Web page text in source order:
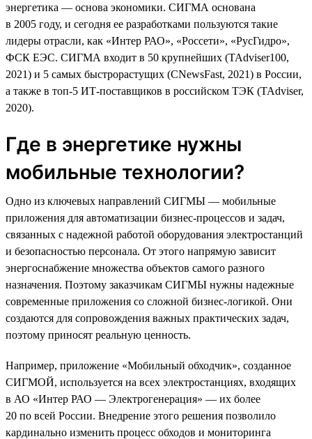
энергетика — основа экономики. СИГМА основана
в 2005 году, и сегодня ее разработками пользуются такие
лидеры отрасли, как «Интер РАО», «Россети», «РусГидро»,
ФСК ЕЭС. СИГМА входит в 50 крупнейших (TAdviser100,
2021) и 5 самых быстрорастущих (CNewsFast, 2021) в России,
а также в топ-5 ИТ-поставщиков в российском ТЭК (TAdviser,
2020).
Где в энергетике нужны
мобильные технологии?
Одно из ключевых направлений СИГМЫ — мобильные
приложения для автоматизации бизнес-процессов и задач,
связанных с надежной работой оборудования электростанций
и безопасностью персонала. От этого напрямую зависит
энергоснабжение множества объектов самого разного
назначения. Поэтому заказчикам СИГМЫ нужны надежные
современные приложения со сложной бизнес-логикой. Они
создаются для сопровождения важных практических задач,
поэтому приносят реальную ценность.
Например, приложение «Мобильный обходчик», созданное
СИГМОЙ, используется на всех электростанциях, входящих
в АО «Интер РАО — Электрогенерация» — их более
20 по всей России. Внедрение этого решения позволило
кардинально изменить процесс обходов и мониторинга